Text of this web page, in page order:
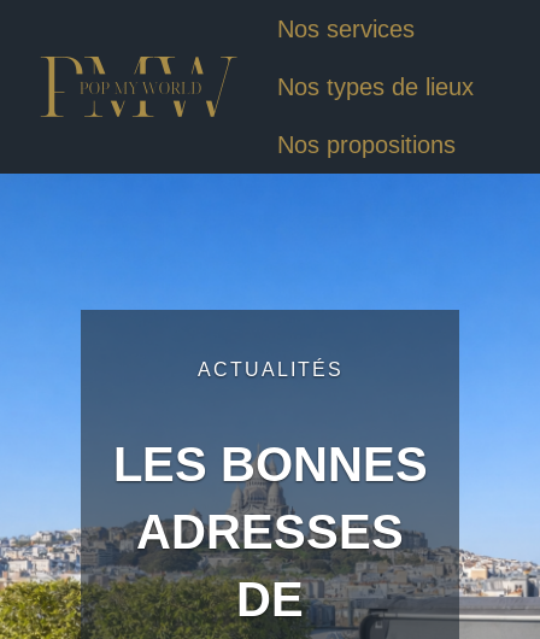
Nos services
Nos types de lieux
Nos propositions
ACTUALITÉS
LES BONNES
ADRESSES
DE